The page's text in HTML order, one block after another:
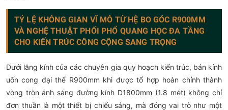
TỶ LỆ KHÔNG GIAN VĨ MÔ TỪ HỆ BO GÓC R900MM
VÀ NGHỆ THUẬT PHỐI PHỔ QUANG HỌC ĐA TẦNG
CHO KIẾN TRÚC CÔNG CỘNG SANG TRỌNG
Dưới lăng kính của các chuyên gia quy hoạch kiến trúc, bán kính
uốn cong đại thể R900mm khi được tổ hợp hoàn chỉnh thành
vòng tròn ánh sáng đường kính D1800mm (1.8 mét) không chỉ
đơn thuần là một thiết bị chiếu sáng, mà đóng vai trò như một